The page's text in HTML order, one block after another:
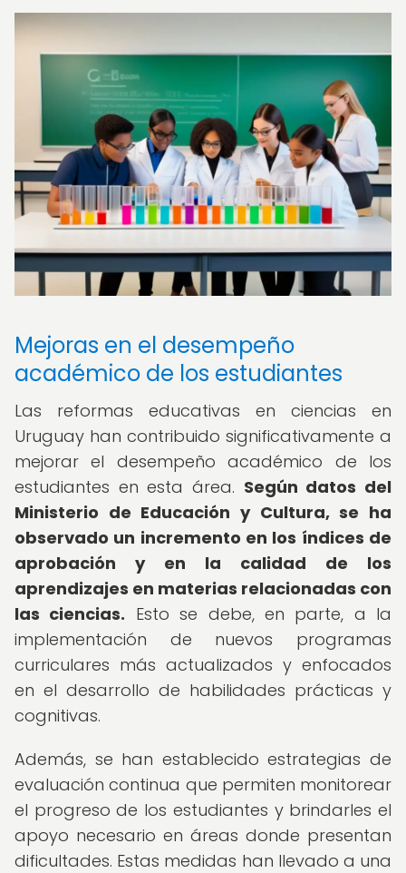
Mejoras en el desempeño
académico de los estudiantes
Las reformas educativas en ciencias en
Uruguay han contribuido significativamente a
mejorar el desempeño académico de los
estudiantes en esta área. Según datos del
Ministerio de Educación y Cultura, se ha
observado un incremento en los índices de
aprobación y en la calidad de los
aprendizajes en materias relacionadas con
las ciencias. Esto se debe, en parte, a la
implementación de nuevos programas
curriculares más actualizados y enfocados
en el desarrollo de habilidades prácticas y
cognitivas.
Además, se han establecido estrategias de
evaluación continua que permiten monitorear
el progreso de los estudiantes y brindarles el
apoyo necesario en áreas donde presentan
dificultades. Estas medidas han llevado a una